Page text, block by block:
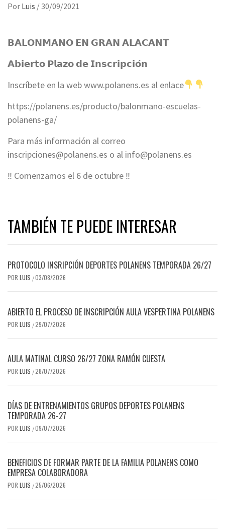
Por Luis / 30/09/2021
𝗕𝗔𝗟𝗢𝗡𝗠𝗔𝗡𝗢 𝗘𝗡 𝗚𝗥𝗔𝗡 𝗔𝗟𝗔𝗖𝗔𝗡𝗧
𝗔𝗯𝗶𝗲𝗿𝘁𝗼 𝗣𝗹𝗮𝘇𝗼 𝗱𝗲 𝗜𝗻𝘀𝗰𝗿𝗶𝗽𝗰𝗶𝗼́𝗻
Inscríbete en la web www.polanens.es al enlace
https://polanens.es/producto/balonmano-escuelas-
polanens-ga/
Para más información al correo
inscripciones@polanens.es o al info@polanens.es
‼ Comenzamos el 6 de octubre ‼
TAMBIÉN TE PUEDE INTERESAR
PROTOCOLO INSRIPCIÓN DEPORTES POLANENS TEMPORADA 26/27
POR LUIS /03/08/2026
ABIERTO EL PROCESO DE INSCRIPCIÓN AULA VESPERTINA POLANENS
POR LUIS /29/07/2026
AULA MATINAL CURSO 26/27 ZONA RAMÓN CUESTA
POR LUIS /28/07/2026
DÍAS DE ENTRENAMIENTOS GRUPOS DEPORTES POLANENS
TEMPORADA 26-27
POR LUIS /09/07/2026
BENEFICIOS DE FORMAR PARTE DE LA FAMILIA POLANENS COMO
EMPRESA COLABORADORA
POR LUIS /25/06/2026